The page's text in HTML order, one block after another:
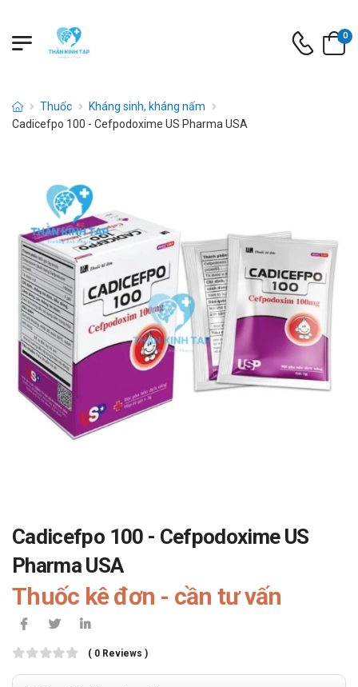
0
Thuốc
Kháng sinh, kháng nấm
Cadicefpo 100 - Cefpodoxime US Pharma USA
Cadicefpo 100 - Cefpodoxime US
Pharma USA
Thuốc kê đơn - cần tư vấn
( 0 Reviews )